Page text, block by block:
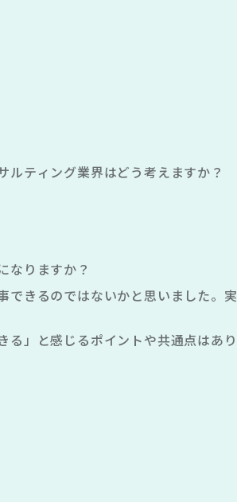
ルティング業界はどう考えますか？
なりますか？
できるのではないかと思いました。実
」と感じるポイントや共通点はあり